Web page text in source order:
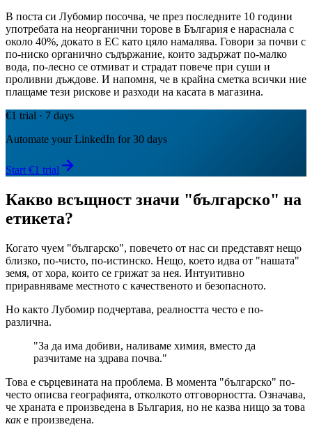
В поста си Лубомир посочва, че през последните 10 години
употребата на неорганични торове в България е нараснала с
около 40%, докато в ЕС като цяло намалява. Говори за почви с
по-ниско органично съдържание, които задържат по-малко
вода, по-лесно се отмиват и страдат повече при суши и
проливни дъждове. И напомня, че в крайна сметка всички ние
плащаме тези рискове и разходи на касата в магазина.
€1 trial · 7 days
Automate your LinkedIn for 30 days
Start €1 trial
Какво всъщност значи "българско" на
етикета?
Когато чуем "българско", повечето от нас си представят нещо
близко, по-чисто, по-истинско. Нещо, което идва от "нашата"
земя, от хора, които се грижат за нея. Интуитивно
приравняваме местното с качественото и безопасното.
Но както Лубомир подчертава, реалността често е по-
различна.
"За да има добиви, наливаме химия, вместо да
разчитаме на здрава почва."
Това е сърцевината на проблема. В момента "българско" по-
често описва географията, отколкото отговорността. Означава,
че храната е произведена в България, но не казва нищо за това
каке произведена.